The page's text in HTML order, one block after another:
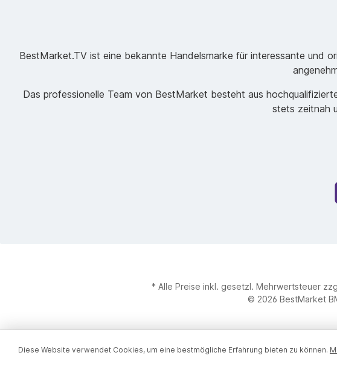
BestMarket.TV ist eine bekannte Handelsmarke für interessante und
Das professionelle Team von BestMarket besteht aus
stets zeitnah
* Alle Preise inkl. gesetzl. Mehrwertsteuer
© 2026 BestMarket
Diese Website verwendet Cookies, um eine bestmögliche Erfahrung bieten zu können.